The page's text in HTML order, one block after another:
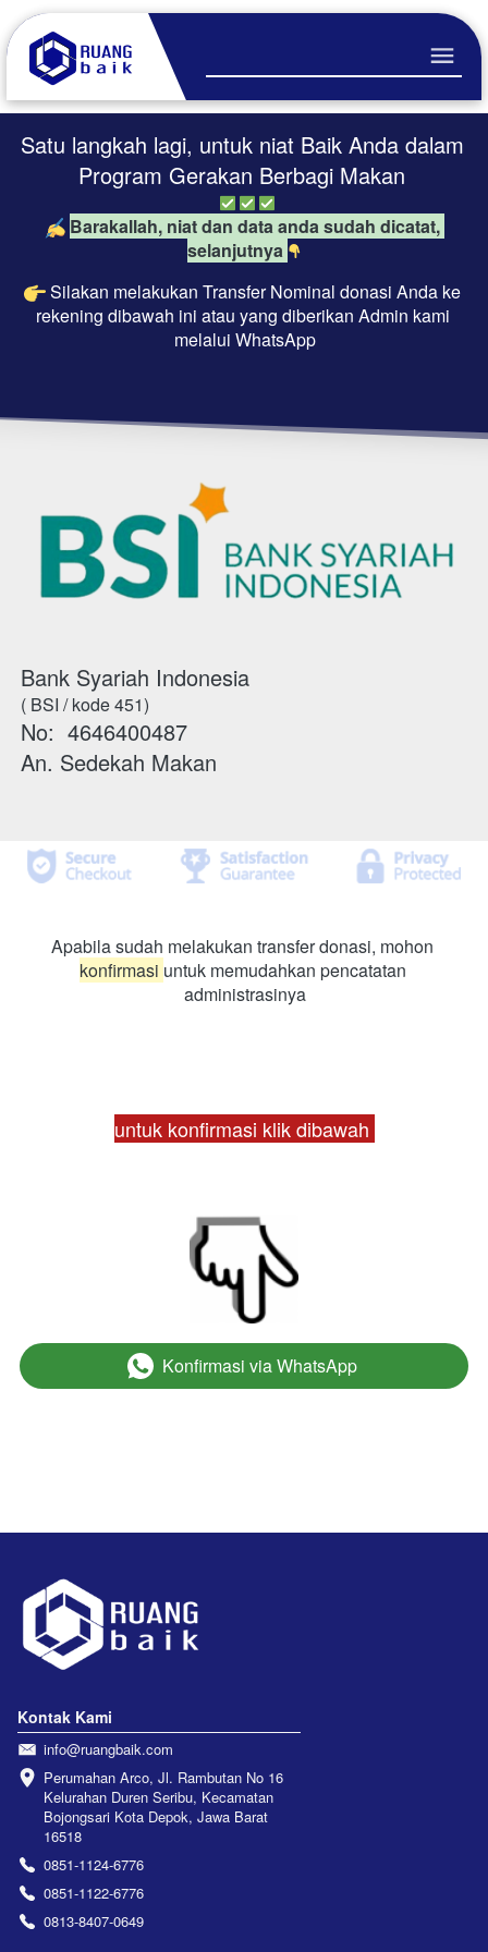
Satu langkah lagi, untuk niat Baik Anda dalam
Program Gerakan Berbagi Makan
Barakallah, niat dan data anda sudah dicatat,
selanjutnya
Silakan melakukan Transfer Nominal donasi Anda ke
rekening dibawah ini atau yang diberikan Admin kami
melalui WhatsApp
Bank Syariah Indonesia
( BSI / kode 451)
No: 4646400487
An. Sedekah Makan
konfirmasi untuk memudahkan pencatatan
administrasinya
untuk konfirmasi klik dibawah
` Konfirmasi via WhatsApp
Kontak Kami
info@ruangbaik.com
Perumahan Arco, Jl. Rambutan No 16
Kelurahan Duren Seribu, Kecamatan
Bojongsari Kota Depok, Jawa Barat
16518
0851-1124-6776
0851-1122-6776
0813-8407-0649